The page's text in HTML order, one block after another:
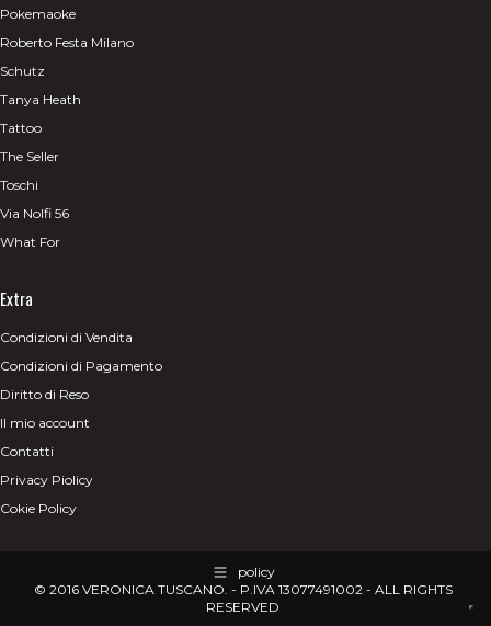
Pokemaoke
Roberto Festa Milano
Schutz
Tanya Heath
Tattoo
The Seller
Toschi
Via Nolfi 56
What For
Extra
Condizioni di Vendita
Condizioni di Pagamento
Diritto di Reso
Il mio account
Contatti
Privacy Piolicy
Cokie Policy
policy
© 2016 VERONICA TUSCANO. - P.IVA 13077491002 - ALL RIGHTS
RESERVED